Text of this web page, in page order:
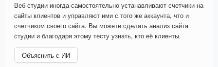
Веб-студии иногда самостоятельно устанавливают счетчики на
сайты клиентов и управляют ими с того же аккаунта, что и
счетчиком своего сайта. Вы можете сделать анализ сайта
студии и благодаря этому тесту узнать, кто её клиенты.
Объяснить с ИИ